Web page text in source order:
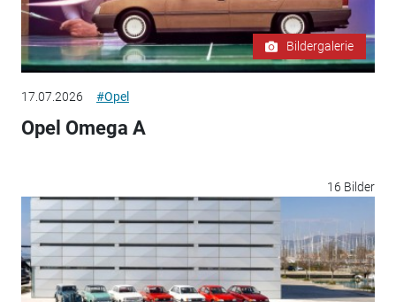
Bildergalerie
17.07.2026 #Opel
Opel Omega A
16 Bilder